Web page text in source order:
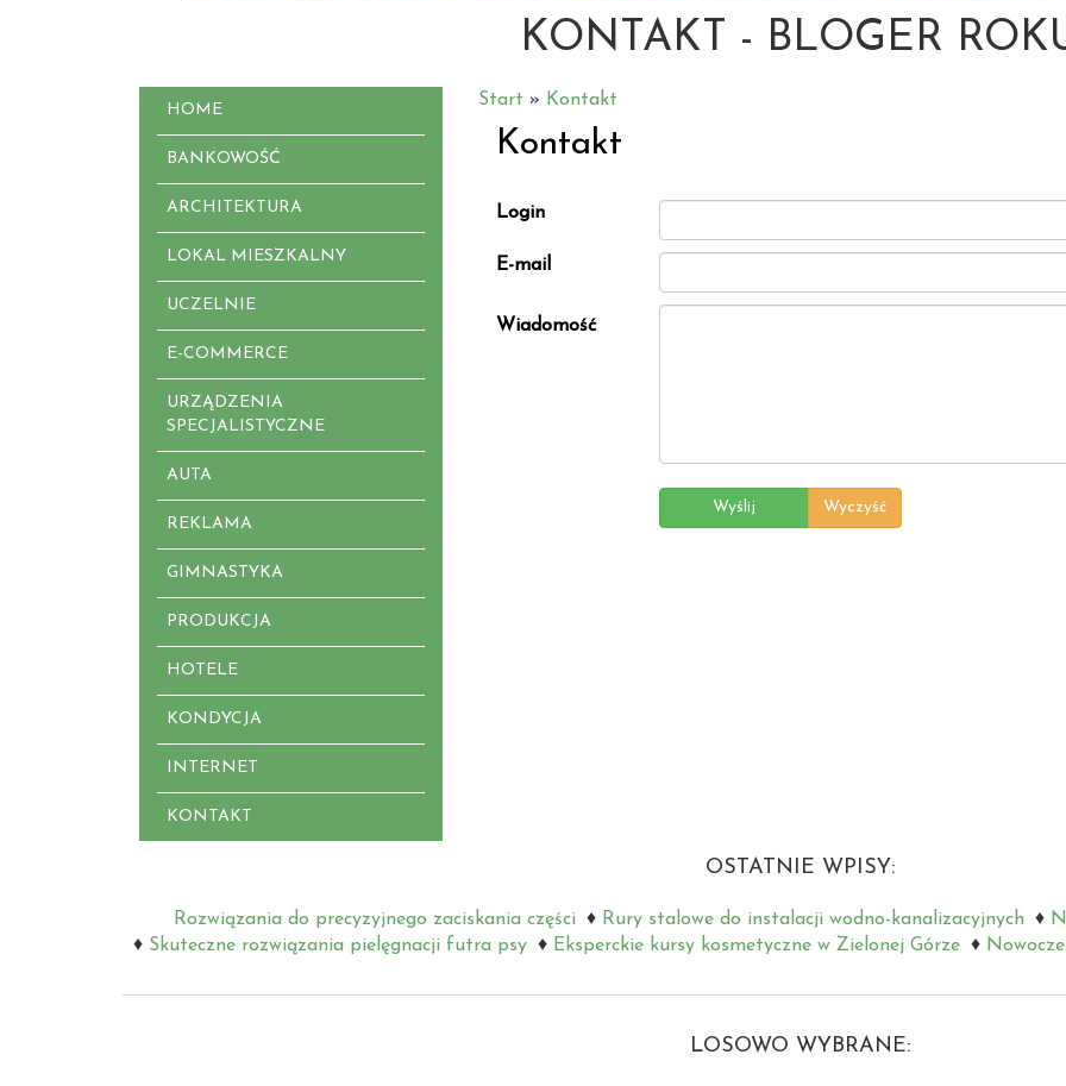
KONTAKT - BLOGER
HOME
BANKOWOŚĆ
ARCHITEKTURA
LOKAL MIESZKALNY
UCZELNIE
E-COMMERCE
URZĄDZENIA
SPECJALISTYCZNE
AUTA
REKLAMA
GIMNASTYKA
PRODUKCJA
HOTELE
KONDYCJA
INTERNET
KONTAKT
Start » Kontakt
Kontakt
Login
E-mail
Wiadomość
OSTATNIE WPISY:
Rozwiązania do precyzyjnego zaciskania części Rury stalowe do instalacji wodno-kanalizacyjnych
Skuteczne rozwiązania pielęgnacji futra psy
Eksperckie kursy kosmetyczne w Zielonej Górze
LOSOWO WYBRANE: